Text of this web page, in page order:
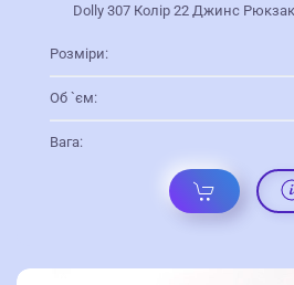
Dolly 307 Колір 22 Джинс
Розміри:
Об `єм:
Вага: